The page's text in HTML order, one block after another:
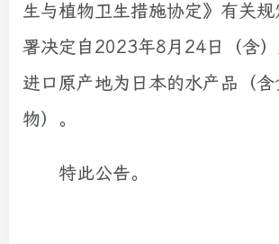
生与植物卫生措施协定》有关
署决定自2023年8月24日（含
进口原产地为日本的水产品（
物）。
特此公告。